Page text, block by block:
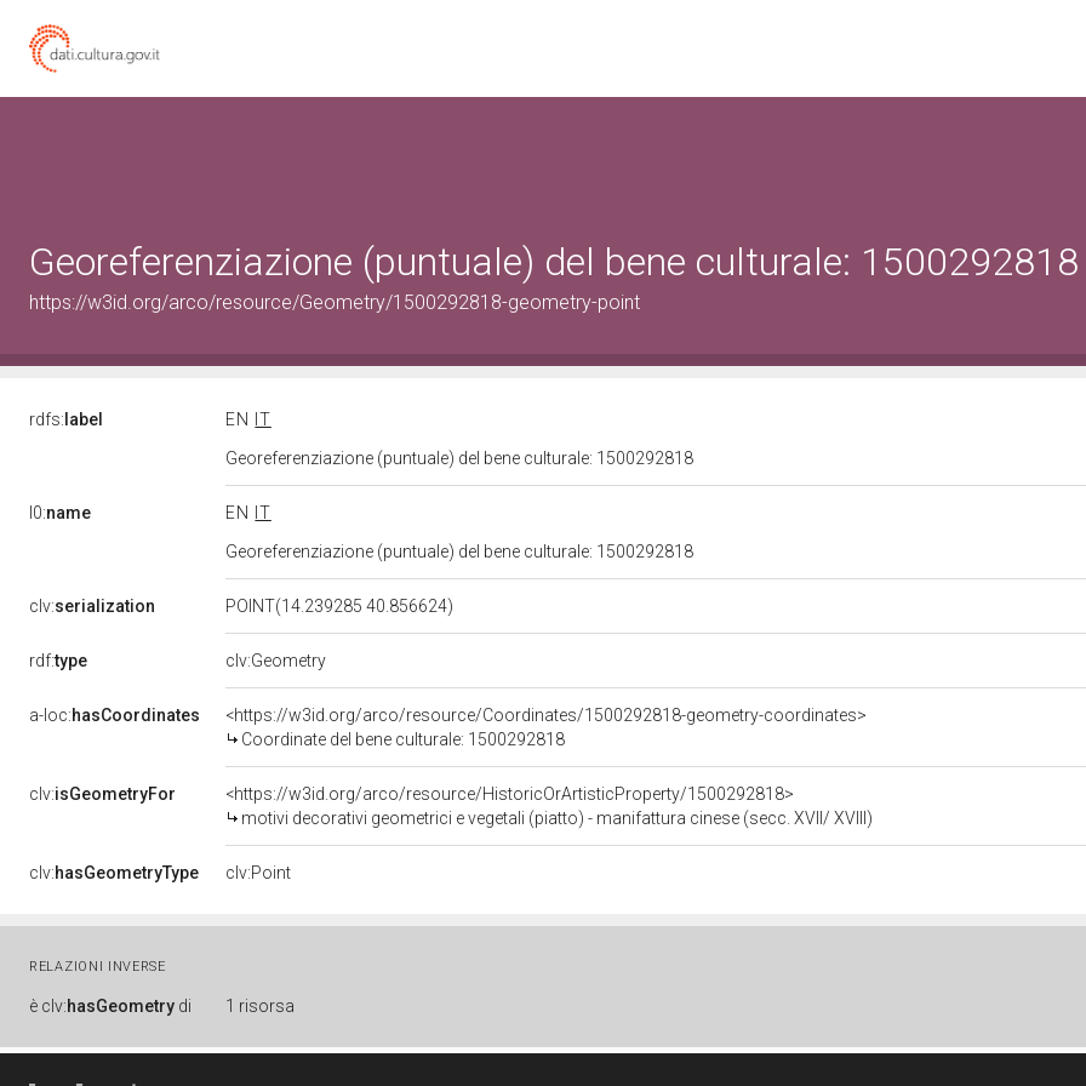
Georeferenziazione (puntuale) del bene culturale: 1500292818
https://w3id.org/arco/resource/Geometry/1500292818-geometry-point
rdfs: label EN
IT
Georeferenziazione (puntuale) del bene culturale: 1500292818
l0:name EN
IT
Georeferenziazione (puntuale) del bene culturale: 1500292818
clv:serialization POINT(14.239285 40.856624)
rdf:type clv:Geometry
a-loc:hasCoordinates
<https://w3id.org/arco/resource/Coordinates/1500292818-geometry-coordinates>
Coordinate del bene culturale: 1500292818
clv:isGeometryFor
<https://w3id.org/arco/resource/HistoricOrArtisticProperty/1500292818>
motivi decorativi geometrici e vegetali (piatto) - manifattura cinese (secc. XVII/ XVIII)
clv:hasGeometryType clv:Point
RELAZIONI INVERSE
è clv:hasGeometry di 1 risorsa